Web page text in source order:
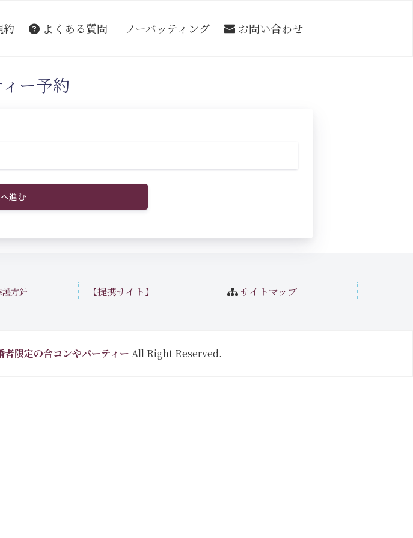
約 よくある質問 ノーバッティング お問い合わせ
ー予約
進む
方針 【提携サイト】 サイトマップ
限定の合コンやパーティー All Right Reserved.